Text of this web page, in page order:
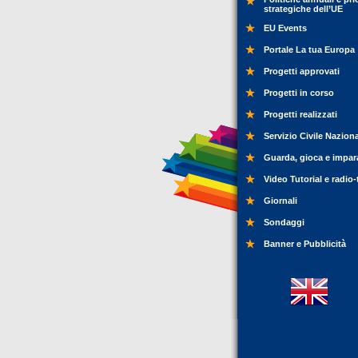
strategiche dell’UE
EU Events
Portale La tua Europa
Progetti approvati
Progetti in corso
Progetti realizzati
Servizio Civile
Guarda, gioca e
Video Tutorial e
Giornali
Sondaggi
Banner e Pubblicità